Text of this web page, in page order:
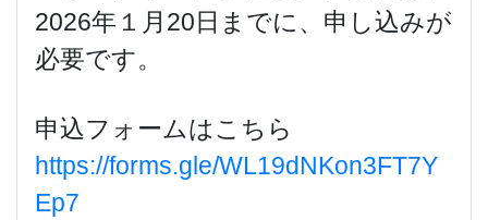
2026年１月20日までに、申し込みが
必要です。
申込フォームはこちら
https://forms.gle/WL19dNKon3FT7Y
Ep7